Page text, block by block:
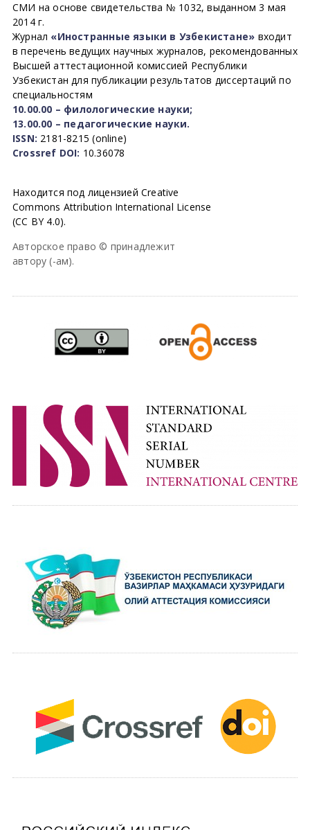
СМИ на основе свидетельства № 1032, выданном 3 мая
2014 г.
Журнал «Иностранные языки в Узбекистане» входит
в перечень ведущих научных журналов, рекомендованных
Высшей аттестационной комиссией Республики
Узбекистан для публикации результатов диссертаций по
специальностям
10.00.00 – филологические науки;
13.00.00 – педагогические науки.
ISSN: 2181-8215 (online)
Crossref DOI: 10.36078
Находится под лицензией Creative
Commons Attribution International License
(CC BY 4.0).
Авторское право © принадлежит
автору (-ам).